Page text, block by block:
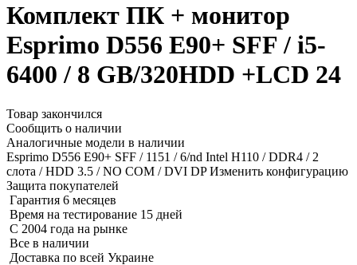
Комплект ПК + монитор
Esprimo D556 E90+ SFF / i5-
6400 / 8 GB/320HDD +LCD 24
Товар закончился
Сообщить о наличии
Аналогичные модели в наличии
Esprimo D556 E90+ SFF / 1151 / 6/nd Intel H110 / DDR4 / 2
слота / HDD 3.5 / NO COM / DVI DPИзменить конфигурацию
Защита покупателей
Гарантия 6 месяцев
Время на тестирование 15 дней
С 2004 года на рынке
Все в наличии
Доставка по всей Украине